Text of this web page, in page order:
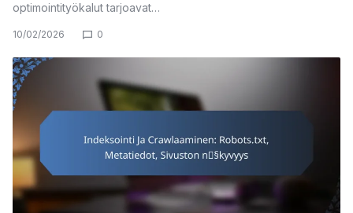
optimointityökalut tarjoavat…
10/02/2026 0